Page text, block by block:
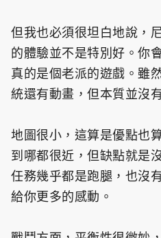
但我也必須很坦白地說，
的體驗並不是特別好。你
真的是個老派的遊戲。雖
統還有動畫，但本質並沒
地圖很小，這算是優點也
到哪都很近，但缺點就是
任務幾乎都是跑腿，也沒
給你更多的感動。